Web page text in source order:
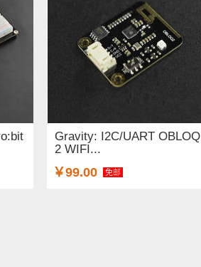
Gravity: I2C/UART OBLOQ
2 WIFI...
￥99.00 免邮